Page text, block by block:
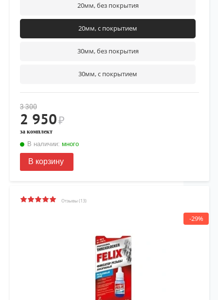
20мм, без покрытия
20мм, с покрытием
30мм, без покрытия
30мм, с покрытием
3 300
2 950₽
за комплект
В наличии: много
В корзину
Отзывы (13)
-29%